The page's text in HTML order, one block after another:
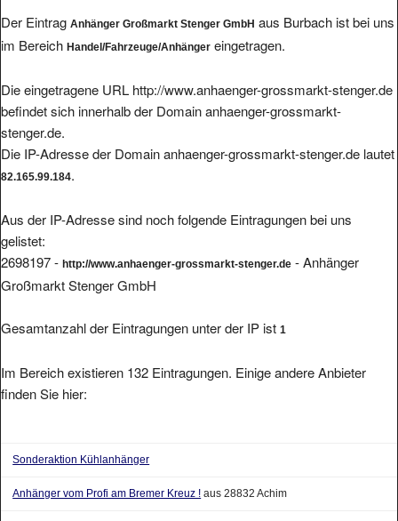
Der Eintrag Anhänger Großmarkt Stenger GmbH aus Burbach ist bei uns
im Bereich Handel/Fahrzeuge/Anhänger eingetragen.
Die eingetragene URL http://www.anhaenger-grossmarkt-stenger.de
befindet sich innerhalb der Domain anhaenger-grossmarkt-
stenger.de.
Die IP-Adresse der Domain anhaenger-grossmarkt-stenger.de lautet
82.165.99.184.
Aus der IP-Adresse sind noch folgende Eintragungen bei uns
gelistet:
2698197 - http://www.anhaenger-grossmarkt-stenger.de - Anhänger
Großmarkt Stenger GmbH
Gesamtanzahl der Eintragungen unter der IP ist 1
Im Bereich existieren 132 Eintragungen. Einige andere Anbieter
finden Sie hier:
Sonderaktion Kühlanhänger
Anhänger vom Profi am Bremer Kreuz ! aus 28832 Achim